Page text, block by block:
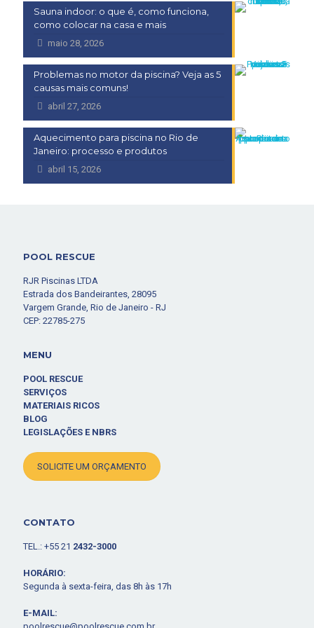
Sauna indoor: o que é, como funciona,
como colocar na casa e mais
maio 28, 2026
Problemas no motor da piscina? Veja as 5
causas mais comuns!
abril 27, 2026
Aquecimento para piscina no Rio de
Janeiro: processo e produtos
abril 15, 2026
POOL RESCUE
RJR Piscinas LTDA
Estrada dos Bandeirantes, 28095
Vargem Grande, Rio de Janeiro - RJ
CEP: 22785-275
MENU
POOL RESCUE
SERVIÇOS
MATERIAIS RICOS
BLOG
LEGISLAÇÕES E NBRS
SOLICITE UM ORÇAMENTO
CONTATO
TEL.: +55 21 2432-3000
HORÁRIO:
Segunda à sexta-feira, das 8h às 17h
E-MAIL: